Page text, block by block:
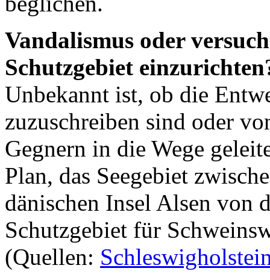
Vandalismus oder
Schutzgebiet
Unbekannt ist, ob die
zuzuschreiben sind oder
Gegnern in die Wege
Plan, das Seegebiet
dänischen Insel Alsen von
Schutzgebiet für
(Quellen: